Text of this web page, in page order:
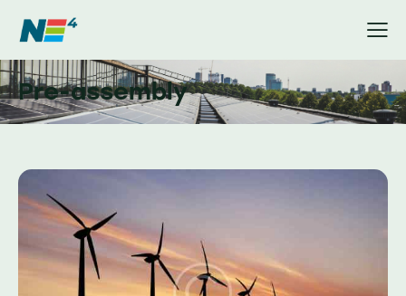
Pre-assembly